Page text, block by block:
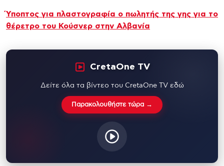
Ύποπτος για πλαστογραφία ο πωλητής της γης για το
θέρετρο του Κούσνερ στην Αλβανία
CretaOne TV
Δείτε όλα τα βίντεο του CretaOne TV εδώ
Παρακολουθήστε τώρα →